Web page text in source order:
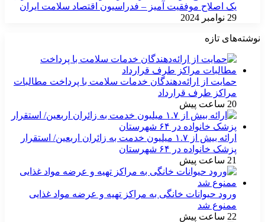
یک اصلاح موفقیت آمیز – فدراسیون اقتصاد سلامت ایران
29 نوامبر 2024
نوشته‌های تازه
حمایت از ارائه‌دهندگان خدمات سلامت با پرداخت مطالبات
مراکز طرف قرارداد
20 ساعت پیش
ارائه بیش از ۱.۷ میلیون خدمت به زائران اربعین/ استقرار
پزشک خانواده در ۶۴ شهرستان
21 ساعت پیش
ورود حیوانات خانگی به مراکز تهیه و عرضه مواد غذایی
ممنوع شد
22 ساعت پیش